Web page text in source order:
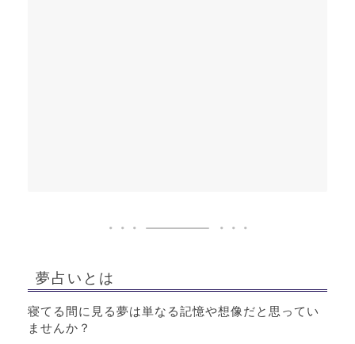
夢占いとは
寝てる間に見る夢は単なる記憶や想像だと思ってい
ませんか？